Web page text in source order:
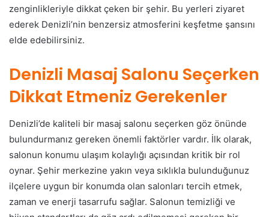
zenginlikleriyle dikkat çeken bir şehir. Bu yerleri ziyaret
ederek Denizli’nin benzersiz atmosferini keşfetme şansını
elde edebilirsiniz.
Denizli Masaj Salonu Seçerken
Dikkat Etmeniz Gerekenler
Denizli’de kaliteli bir masaj salonu seçerken göz önünde
bulundurmanız gereken önemli faktörler vardır. İlk olarak,
salonun konumu ulaşım kolaylığı açısından kritik bir rol
oynar. Şehir merkezine yakın veya sıklıkla bulunduğunuz
ilçelere uygun bir konumda olan salonları tercih etmek,
zaman ve enerji tasarrufu sağlar. Salonun temizliği ve